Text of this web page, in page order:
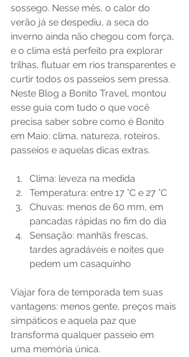
sossego. Nesse mês, o calor do
verão já se despediu, a seca do
inverno ainda não chegou com força,
e o clima está perfeito pra explorar
trilhas, flutuar em rios transparentes e
curtir todos os passeios sem pressa.
Neste Blog a Bonito Travel, montou
esse guia com tudo o que você
precisa saber sobre como é Bonito
em Maio: clima, natureza, roteiros,
passeios e aquelas dicas extras.
Clima: leveza na medida
Temperatura: entre 17 °C e 27 °C
Chuvas: menos de 60 mm, em
pancadas rápidas no fim do dia
Sensação: manhãs frescas,
tardes agradáveis e noites que
pedem um casaquinho
Viajar fora de temporada tem suas
vantagens: menos gente, preços mais
simpáticos e aquela paz que
transforma qualquer passeio em
uma memória única.